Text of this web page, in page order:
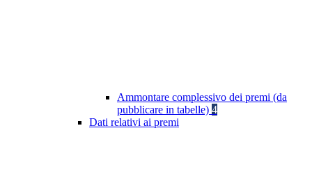
Ammontare complessivo dei premi (da
pubblicare in tabelle) 4
Dati relativi ai premi